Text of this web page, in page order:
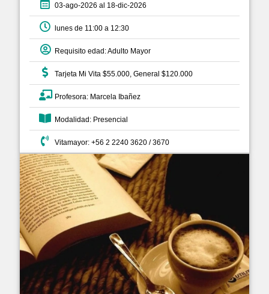
03-ago-2026 al 18-dic-2026
lunes de 11:00 a 12:30
Requisito edad: Adulto Mayor
Tarjeta Mi Vita $55.000, General $120.000
Profesora: Marcela Ibañez
Modalidad: Presencial
Vitamayor: +56 2 2240 3620 / 3670